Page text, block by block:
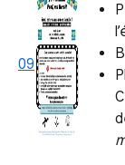
09